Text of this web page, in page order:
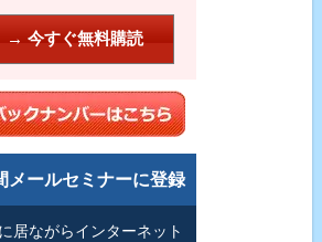
メールセミナーに登録
居ながらインターネット